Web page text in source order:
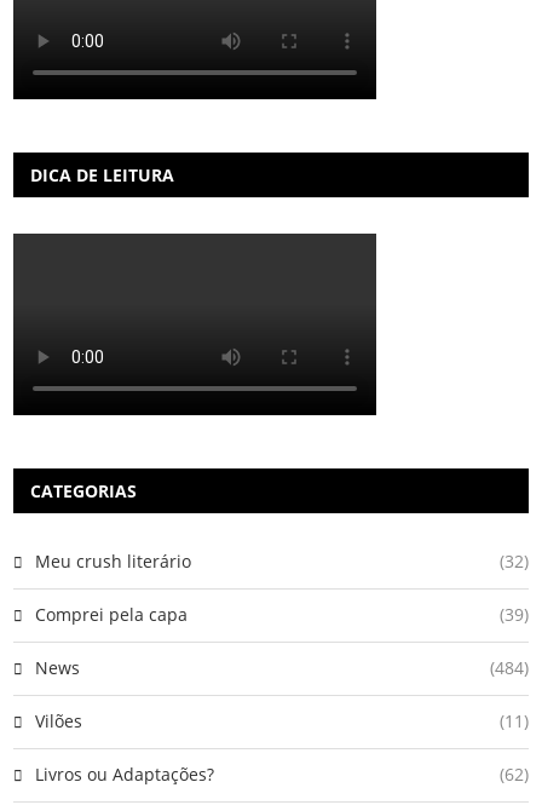
DICA DE LEITURA
CATEGORIAS
Meu crush literário (32)
Comprei pela capa (39)
News (484)
Vilões (11)
Livros ou Adaptações? (62)